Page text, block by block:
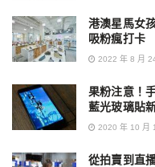
港澳星馬女
吸粉瘋打卡
2022 年 8 月
果粉注意！
藍光玻璃貼
2020 年 10 月
從拍賣到直